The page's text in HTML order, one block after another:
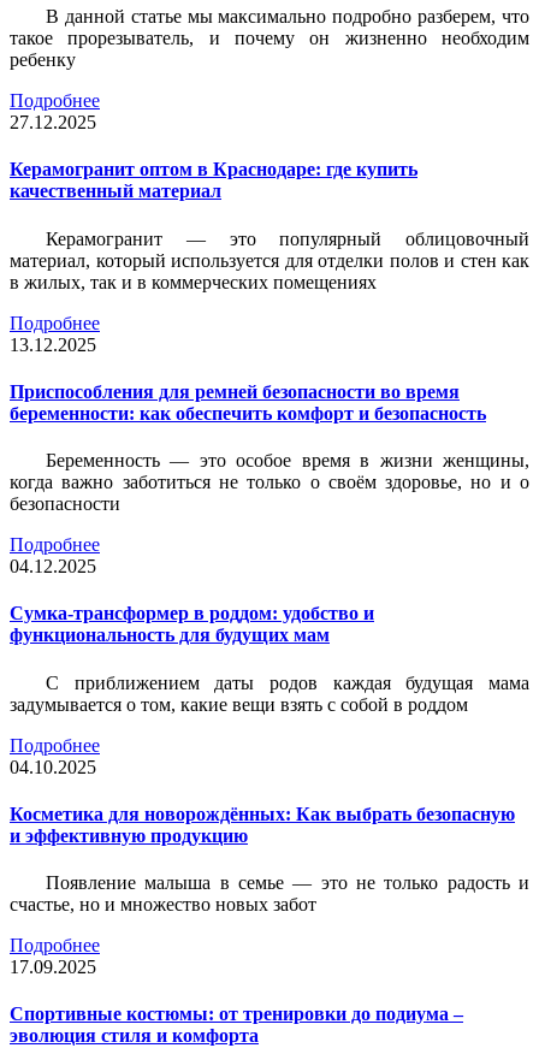
В данной статье мы максимально подробно разберем, что
такое прорезыватель, и почему он жизненно необходим
ребенку
Подробнее
27.12.2025
Керамогранит оптом в Краснодаре: где купить
качественный материал
Керамогранит — это популярный облицовочный
материал, который используется для отделки полов и стен как
в жилых, так и в коммерческих помещениях
Подробнее
13.12.2025
Приспособления для ремней безопасности во время
беременности: как обеспечить комфорт и безопасность
Беременность — это особое время в жизни женщины,
когда важно заботиться не только о своём здоровье, но и о
безопасности
Подробнее
04.12.2025
Сумка-трансформер в роддом: удобство и
функциональность для будущих мам
С приближением даты родов каждая будущая мама
задумывается о том, какие вещи взять с собой в роддом
Подробнее
04.10.2025
Косметика для новорождённых: Как выбрать безопасную
и эффективную продукцию
Появление малыша в семье — это не только радость и
счастье, но и множество новых забот
Подробнее
17.09.2025
Спортивные костюмы: от тренировки до подиума –
эволюция стиля и комфорта